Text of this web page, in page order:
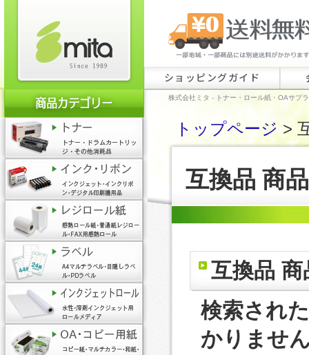
ショッピングガイド
株式会社ミタ - トナー・ロール紙・OAサプ
トップページ>
互換品 商
互換品 商
検索され
かりませ